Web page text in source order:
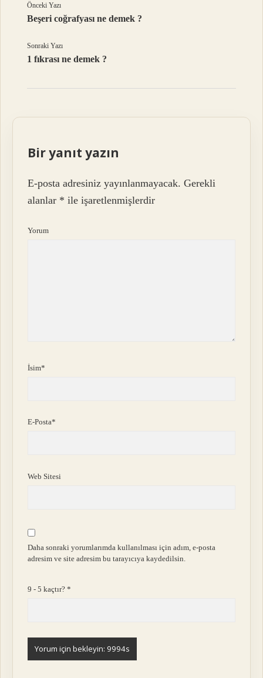
Önceki Yazı
Beşeri coğrafyası ne demek ?
Sonraki Yazı
1 fıkrası ne demek ?
Bir yanıt yazın
E-posta adresiniz yayınlanmayacak. Gerekli
alanlar * ile işaretlenmişlerdir
Yorum
İsim*
E-Posta*
Web Sitesi
Daha sonraki yorumlarımda kullanılması için adım, e-posta
adresim ve site adresim bu tarayıcıya kaydedilsin.
9 - 5 kaçtır?*